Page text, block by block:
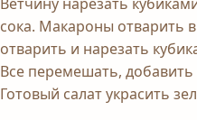
сока. Макароны отварить
отварить и нарезать
Все перемешать,
Готовый салат украсить